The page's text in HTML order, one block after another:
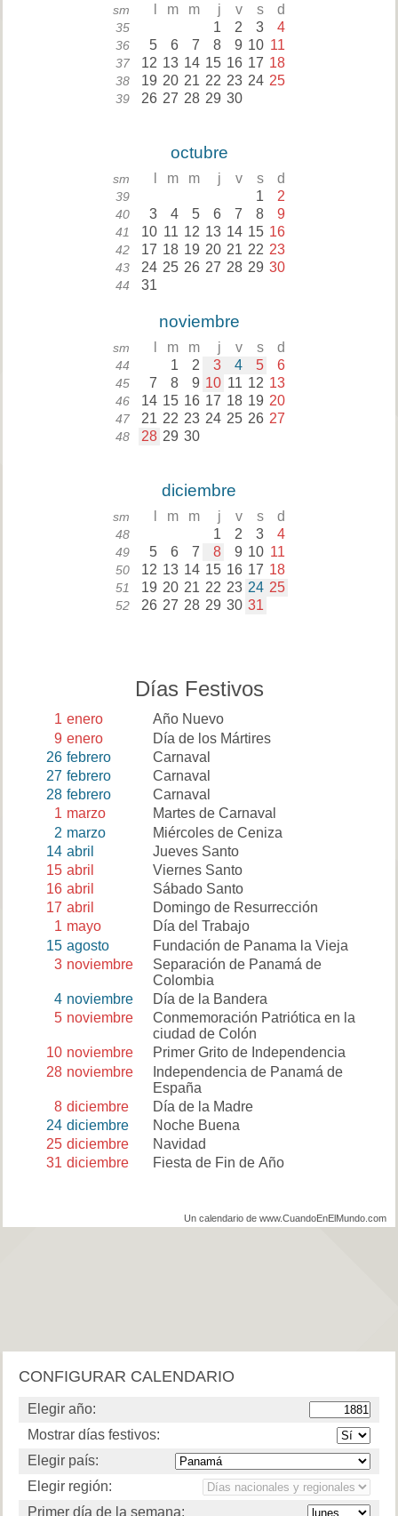
sm m m j v s d
35 1 2 3 4
36 5 6 7 8 9 10 11
37 12 13 14 15 16 17 18
38 19 20 21 22 23 24 25
39 26 27 28 29 30
octubre
sm m m j v s d
39 1 2
40 3 4 5 6 7 8 9
41 10 11 12 13 14 15 16
42 17 18 19 20 21 22 23
43 24 25 26 27 28 29 30
44 31
noviembre
sm m m j v s d
44 1 2 3 4 5 6
45 7 8 9 10 11 12 13
46 14 15 16 17 18 19 20
47 21 22 23 24 25 26 27
48 28 29 30
diciembre
sm m m j v s d
48 1 2 3 4
49 5 6 7 8 9 10 11
50 12 13 14 15 16 17 18
51 19 20 21 22 23 24 25
52 26 27 28 29 30 31
Días Festivos
1 enero
Año Nuevo
9 enero
Día de los Mártires
26 febrero
Carnaval
27 febrero
Carnaval
28 febrero
Carnaval
1 marzo
Martes de Carnaval
2 marzo
Miércoles de Ceniza
14 abril
Jueves Santo
15 abril
Viernes Santo
16 abril
Sábado Santo
17 abril
Domingo de Resurrección
1 mayo
Día del Trabajo
15 agosto
Fundación de Panama la Vieja
3 noviembre
Separación de Panamá de
Colombia
4 noviembre
Día de la Bandera
5 noviembre
Conmemoración Patriótica en la
ciudad de Colón
10 noviembre
Primer Grito de Independencia
28 noviembre
Independencia de Panamá de
España
8 diciembre
Día de la Madre
24 diciembre
Noche Buena
25 diciembre
Navidad
31 diciembre Fiesta de Fin de Año
Un calendario de www.CuandoEnElMundo.com
CONFIGURAR CALENDARIO
Elegir año:
Mostrar días festivos:
Elegir país:
Elegir región:
Primer día de la semana: